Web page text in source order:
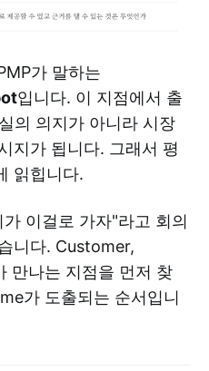
가 말하는
입니다. 이 지점에서 출
의 의지가 아니라 시장
지가 됩니다. 그래서 평
읽힙니다.
이걸로 가자"라고 회의
니다. Customer,
나는 지점을 먼저 찾
가 도출되는 순서입니